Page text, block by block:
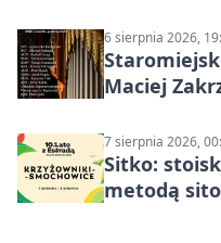
6 sierpnia 2026,
Maciej
7 sierpnia 2026,
Sitko:
metodą